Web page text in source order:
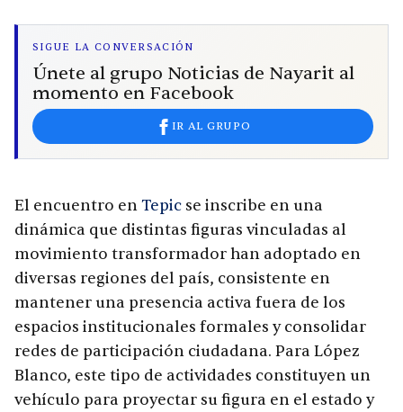
SIGUE LA CONVERSACIÓN
Únete al grupo Noticias de Nayarit al
momento en Facebook
IR AL GRUPO
El encuentro enTepicse inscribe en una
dinámica que distintas figuras vinculadas al
movimiento transformador han adoptado en
diversas regiones del país, consistente en
mantener una presencia activa fuera de los
espacios institucionales formales y consolidar
redes de participación ciudadana. Para López
Blanco, este tipo de actividades constituyen un
vehículo para proyectar su figura en el estado y